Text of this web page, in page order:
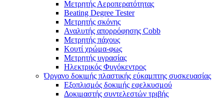
Μετρητής Αεροπερατότητας
Beating Degree Tester
Μετρητής σκόνης
Αναλυτής απορρόφησης Cobb
Μετρητής πάχους
Κουτί χρώμα-φως
Μετρητής υγρασίας
Ηλεκτρικός Φυγόκεντρος
Όργανο δοκιμής πλαστικής εύκαμπτης συσκευασίας
Εξοπλισμός δοκιμής εφελκυσμού
Δοκιμαστής συντελεστών τριβής